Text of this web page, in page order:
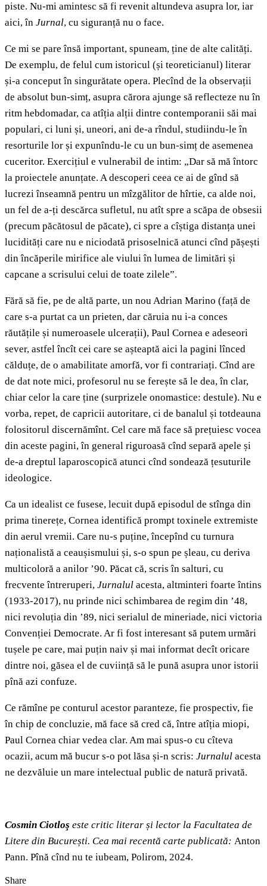
piste. Nu-mi amintesc să fi revenit altundeva asupra lor, iar
aici, în Jurnal, cu siguranță nu o face.
Ce mi se pare însă important, spuneam, ține de alte calități.
De exemplu, de felul cum istoricul (și teoreticianul) literar
și-a conceput în singurătate opera. Plecînd de la observații
de absolut bun-simț, asupra cărora ajunge să reflecteze nu în
ritm hebdomadar, ca atîția alții dintre contemporanii săi mai
populari, ci luni și, uneori, ani de-a rîndul, studiindu-le în
resorturile lor și expunîndu-le cu un bun-simț de asemenea
cuceritor. Exercițiul e vulnerabil de intim: „Dar să mă întorc
la proiectele anunțate. A descoperi ceea ce ai de gînd să
lucrezi înseamnă pentru un mîzgălitor de hîrtie, ca alde noi,
un fel de a-ți descărca sufletul, nu atît spre a scăpa de obsesii
(precum păcătosul de păcate), ci spre a cîștiga distanța unei
lucidități care nu e niciodată prisoselnică atunci cînd pășești
din încăperile mirifice ale viului în lumea de limitări și
capcane a scrisului celui de toate zilele”.
Fără să fie, pe de altă parte, un nou Adrian Marino (față de
care s-a purtat ca un prieten, dar căruia nu i-a conces
răutățile și numeroasele ulcerații), Paul Cornea e adeseori
sever, astfel încît cei care se așteaptă aici la pagini lînced
călduțe, de o amabilitate amorfă, vor fi contrariați. Cînd are
de dat note mici, profesorul nu se ferește să le dea, în clar,
chiar celor la care ține (surprizele onomastice: destule). Nu e
vorba, repet, de capricii autoritare, ci de banalul și totdeauna
folositorul discernămînt. Cel care mă face să prețuiesc vocea
din aceste pagini, în general riguroasă cînd separă apele și
de-a dreptul laparoscopică atunci cînd sondează țesuturile
ideologice.
Ca un idealist ce fusese, lecuit după episodul de stînga din
prima tinerețe, Cornea identifică prompt toxinele extremiste
din aerul vremii. Care nu-s puține, începînd cu turnura
naționalistă a ceaușismului și, s-o spun pe șleau, cu deriva
multicoloră a anilor ’90. Păcat că, scris în salturi, cu
frecvente întreruperi, Jurnalul acesta, altminteri foarte întins
(1933-2017), nu prinde nici schimbarea de regim din ’48,
nici revoluția din ’89, nici serialul de mineriade, nici victoria
Convenției Democrate. Ar fi fost interesant să putem urmări
tușele pe care, mai puțin naiv și mai informat decît oricare
dintre noi, găsea el de cuviință să le pună asupra unor istorii
pînă azi confuze.
Ce rămîne pe conturul acestor paranteze, fie prospectiv, fie
în chip de concluzie, mă face să cred că, între atîția miopi,
Paul Cornea chiar vedea clar. Am mai spus-o cu cîteva
ocazii, acum mă bucur s-o pot lăsa și-n scris: Jurnalul acesta
ne dezvăluie un mare intelectual public de natură privată.
Cosmin Ciotloş este critic literar și lector la Facultatea de
Litere din București. Cea mai recentă carte publicată: Anton
Pann. Pînă cînd nu te iubeam, Polirom, 2024.
Share